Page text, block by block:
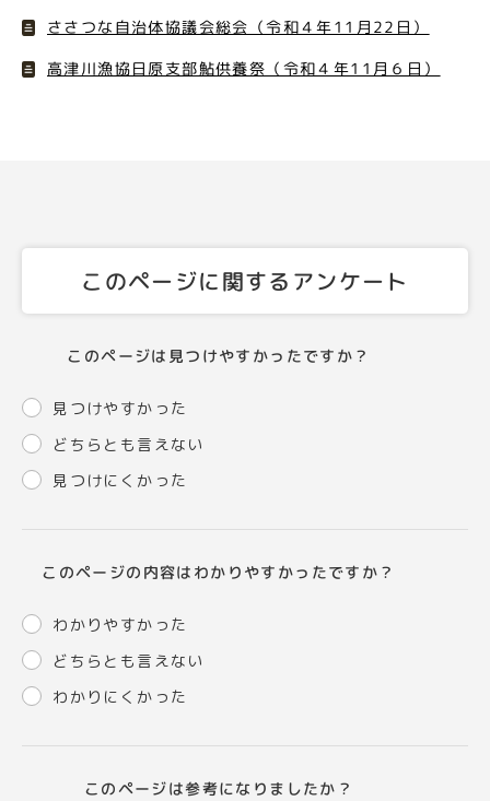
ささつな自治体協議会総会（令和４年11月22日）
高津川漁協日原支部鮎供養祭（令和４年11月６日）
このページに関するアンケート
このページは見つけやすかったですか？
見つけやすかった
どちらとも言えない
見つけにくかった
このページの内容はわかりやすかったですか？
わかりやすかった
どちらとも言えない
わかりにくかった
このページは参考になりましたか？